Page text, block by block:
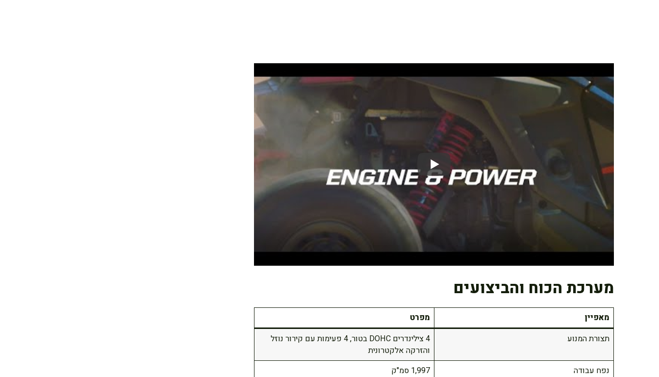
מערכת הכוח והביצועים
מאפיין
מפרט
תצורת המנוע
4 צילינדרים DOHC בטור, 4 פעימות עם קירור נוזל
והזרקה אלקטרונית
נפח עבודה
1,997 סמ"ק